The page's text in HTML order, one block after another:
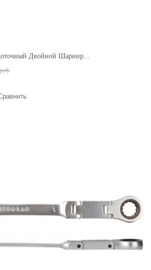
Двойной Шарнир...